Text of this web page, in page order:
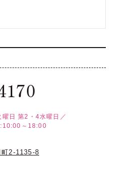
曜日 第2・4水曜日／
:10:00～18:00
町2-1135-8